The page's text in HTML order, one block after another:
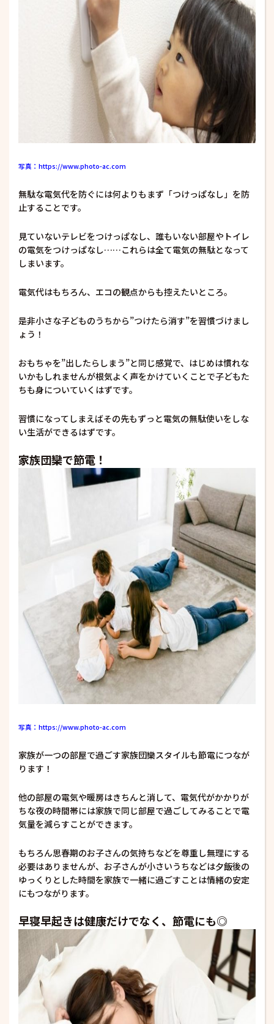
写真：https://www.photo-ac.com
無駄な電気代を防ぐには何よりもまず「つけっぱなし」を防
止することです。
見ていないテレビをつけっぱなし、誰もいない部屋やトイレ
の電気をつけっぱなし……これらは全て電気の無駄となって
しまいます。
電気代はもちろん、エコの観点からも控えたいところ。
是非小さな子どものうちから”つけたら消す”を習慣づけまし
ょう！
おもちゃを”出したらしまう”と同じ感覚で、はじめは慣れな
いかもしれませんが根気よく声をかけていくことで子どもた
ちも身についていくはずです。
習慣になってしまえばその先もずっと電気の無駄使いをしな
い生活ができるはずです。
家族団欒で節電！
写真：https://www.photo-ac.com
家族が一つの部屋で過ごす家族団欒スタイルも節電につなが
ります！
他の部屋の電気や暖房はきちんと消して、電気代がかかりが
ちな夜の時間帯には家族で同じ部屋で過ごしてみることで電
気量を減らすことができます。
もちろん思春期のお子さんの気持ちなどを尊重し無理にする
必要はありませんが、お子さんが小さいうちなどは夕飯後の
ゆっくりとした時間を家族で一緒に過ごすことは情緒の安定
にもつながります。
早寝早起きは健康だけでなく、節電にも◎